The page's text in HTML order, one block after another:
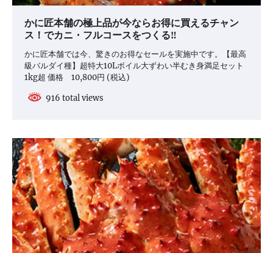
かに匠本舗の極上品が今ならお得に買えるチャン
ス！でカニ・フルコースをつくる‼
かに匠本舗では今、驚きのお得なセールを実施中です。【最高
級バルダイ種】超特大10Lボイル大ずわい半むき身満足セット
1kg超 価格 10,800円 (税込)
916 total views